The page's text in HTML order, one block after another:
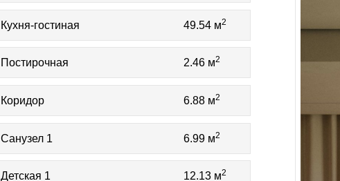
Кухня-гостиная 49.54 м2
Постирочная 2.46 м2
Коридор 6.88 м2
Санузел 1 6.99 м2
Детская 1 12.13 м2